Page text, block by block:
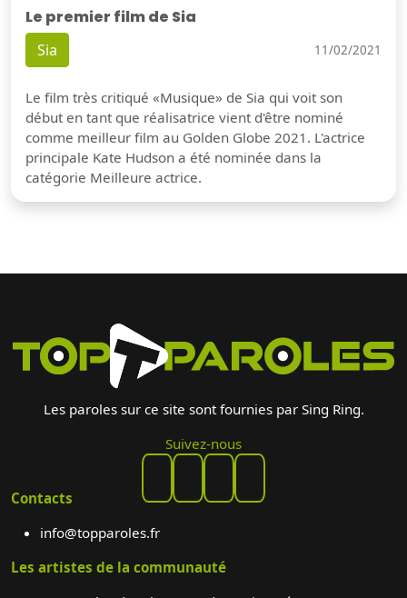
Le premier film de Sia
Sia 11/02/2021
Le film très critiqué «Musique» de Sia qui voit son
début en tant que réalisatrice vient d'être nominé
comme meilleur film au Golden Globe 2021. L'actrice
principale Kate Hudson a été nominée dans la
catégorie Meilleure actrice.
Les paroles sur ce site sont fournies par Sing Ring.
Suivez-nous
Contacts
info@topparoles.fr
Les artistes de la communauté